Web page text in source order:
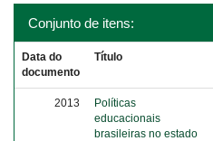
Conjunto de itens:
Data do
documento
Título
2013
Políticas
educacionais
brasileiras no estado